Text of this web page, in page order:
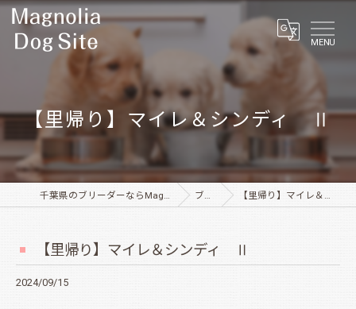
MENU
【里帰り】マイレ＆シンディ Ⅱ
千葉県のブリーダーならMagnolia Dog Site ブログ 【里帰り】マイレ＆シンディ Ⅱ
【里帰り】マイレ＆シンディ Ⅱ
2024/09/15